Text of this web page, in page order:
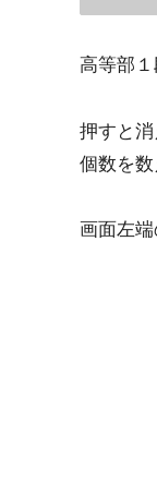
高等部１
押すと
個数を数
画面左